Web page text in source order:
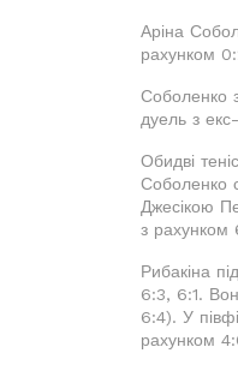
Аріна
рахунком
Соболенко
дуель з
Обидві
Соболенко
Джесікою
з
Рибакіна
6:3, 6:1.
6:4). У
рахунком